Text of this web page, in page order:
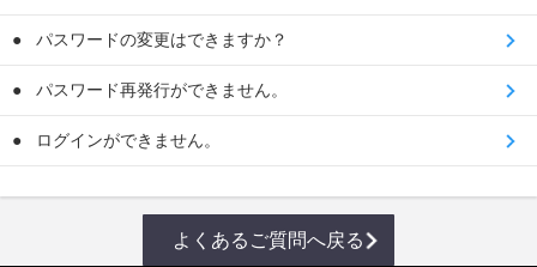
パスワードの変更はできますか？
パスワード再発行ができません。
ログインができません。
よくあるご質問へ戻る